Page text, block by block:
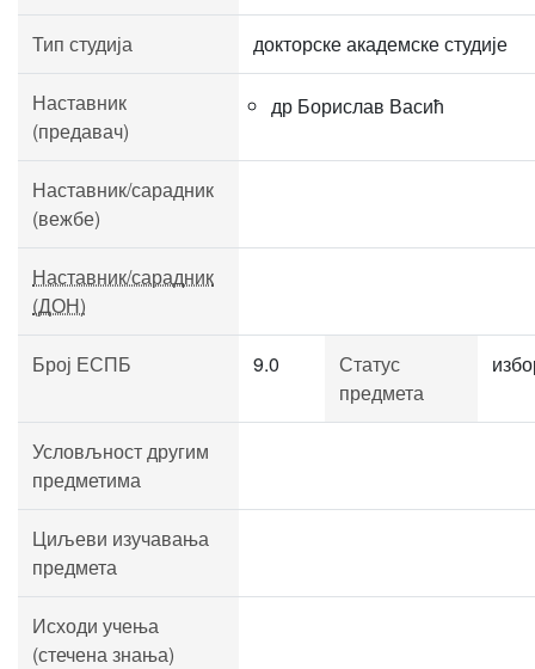
Тип студија докторске академске студије
Наставник
(предавач)
др Борислав Васић
Наставник/сарадник
(вежбе)
Наставник/сарадник
(ДОН)
Број ЕСПБ 9.0
Статус
предмета
Условљност другим
предметима
Циљеви изучавања
предмета
Исходи учења
(стечена знања)